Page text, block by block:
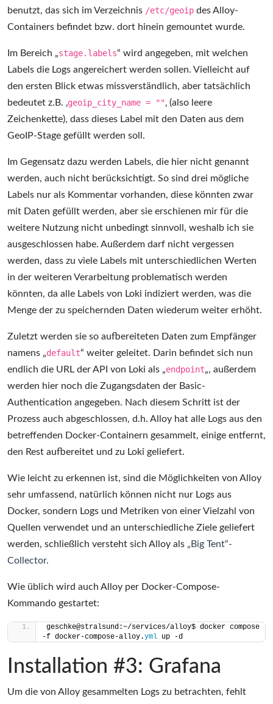
benutzt, das sich im Verzeichnis /etc/geoip des Alloy-
Containers befindet bzw. dort hinein gemountet wurde.
Im Bereich „stage.labels“ wird angegeben, mit welchen
Labels die Logs angereichert werden sollen. Vielleicht auf
den ersten Blick etwas missverständlich, aber tatsächlich
bedeutet z.B. ‚geoip_city_name = ""‚ (also leere
Zeichenkette), dass dieses Label mit den Daten aus dem
GeoIP-Stage gefüllt werden soll.
Im Gegensatz dazu werden Labels, die hier nicht genannt
werden, auch nicht berücksichtigt. So sind drei mögliche
Labels nur als Kommentar vorhanden, diese könnten zwar
mit Daten gefüllt werden, aber sie erschienen mir für die
weitere Nutzung nicht unbedingt sinnvoll, weshalb ich sie
ausgeschlossen habe. Außerdem darf nicht vergessen
werden, dass zu viele Labels mit unterschiedlichen Werten
in der weiteren Verarbeitung problematisch werden
könnten, da alle Labels von Loki indiziert werden, was die
Menge der zu speichernden Daten wiederum weiter erhöht.
Zuletzt werden sie so aufbereiteten Daten zum Empfänger
namens „default“ weiter geleitet. Darin befindet sich nun
endlich die URL der API von Loki als „endpoint„, außerdem
werden hier noch die Zugangsdaten der Basic-
Authentication angegeben. Nach diesem Schritt ist der
Prozess auch abgeschlossen, d.h. Alloy hat alle Logs aus den
betreffenden Docker-Containern gesammelt, einige entfernt,
den Rest aufbereitet und zu Loki geliefert.
Wie leicht zu erkennen ist, sind die Möglichkeiten von Alloy
sehr umfassend, natürlich können nicht nur Logs aus
Docker, sondern Logs und Metriken von einer Vielzahl von
Quellen verwendet und an unterschiedliche Ziele geliefert
werden, schließlich versteht sich Alloy als „Big Tent“-
Collector.
Wie üblich wird auch Alloy per Docker-Compose-
Kommando gestartet:
geschke@stralsund:~/services/alloy$ docker compose
-f docker-compose-alloy.yml up -d
Installation #3: Grafana
Um die von Alloy gesammelten Logs zu betrachten, fehlt